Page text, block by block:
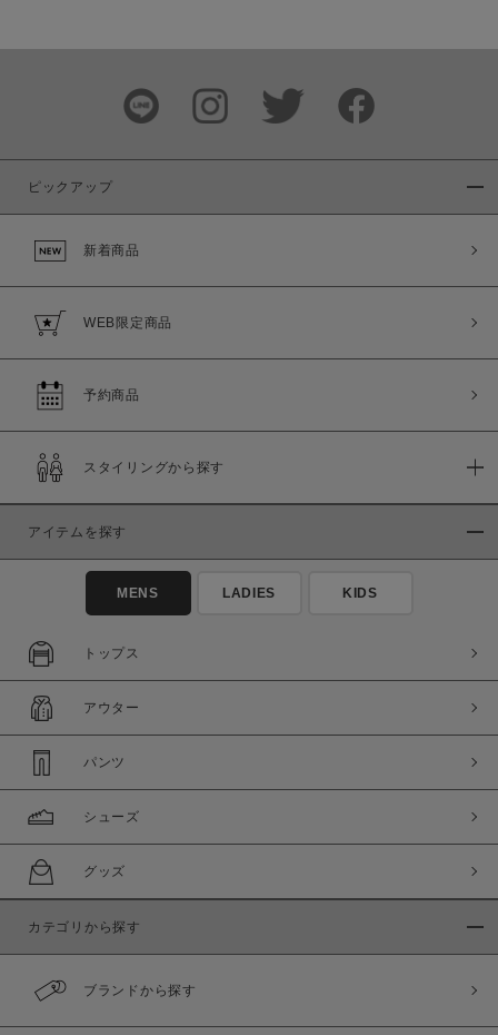
ピックアップ
新着商品
WEB限定商品
予約商品
スタイリングから探す
アイテムを探す
MENS LADIES KIDS
トップス
アウター
パンツ
シューズ
グッズ
カテゴリから探す
ブランドから探す